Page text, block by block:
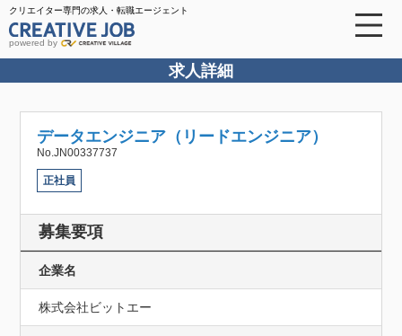
クリエイター専門の求人・転職エージェント
powered by
求人詳細
データエンジニア（リードエンジニア）
No.JN00337737
正社員
募集要項
企業名
株式会社ビットエー